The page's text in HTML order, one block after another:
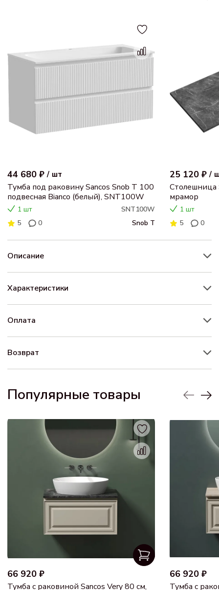
44 680 ₽ / шт
Тумба под раковину Sancos Snob T 100
подвесная Bianco (белый), SNT100W
1 шт
SNT100W
5
0 Snob T
25 120 ₽ /
Столешница
мрамор
1 шт
5
0
Описание
Характеристики
Оплата
Возврат
Популярные товары
66 920 ₽
Тумба с раковиной Sancos Very 80 см,
66 920 ₽
Тумба с